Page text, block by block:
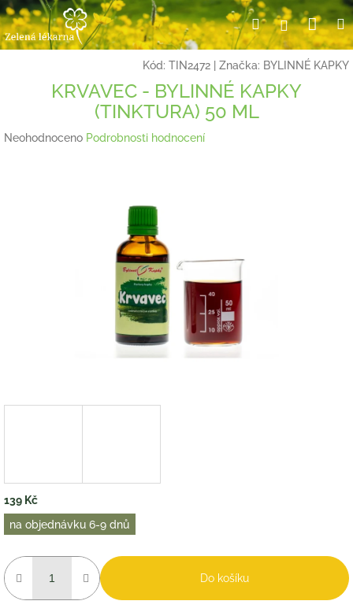
Přejít
na
obsah
HledatPřihlášení
Kód: TIN2472 Značka: BYLINNÉ KAPKY
KRVAVEC - BYLINNÉ KAPKY
(TINKTURA) 50 ML
Průměrné
Neohodnoceno Podrobnosti hodnocení
139 Kč
Měrná
cena:
na objednávku 6-9 dnů
Do košíku